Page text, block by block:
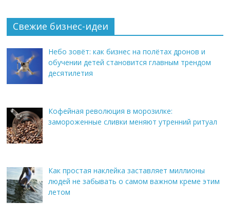
Свежие бизнес-идеи
Небо зовёт: как бизнес на полётах дронов и
обучении детей становится главным трендом
десятилетия
Кофейная революция в морозилке:
замороженные сливки меняют утренний ритуал
Как простая наклейка заставляет миллионы
людей не забывать о самом важном креме этим
летом